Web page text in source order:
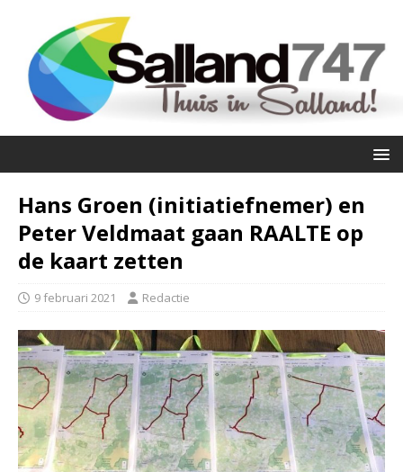
Hans Groen (initiatiefnemer) en
Peter Veldmaat gaan RAALTE op
de kaart zetten
9 februari 2021 Redactie